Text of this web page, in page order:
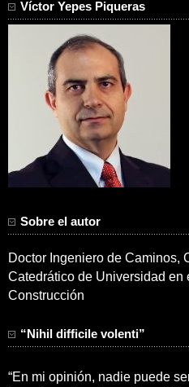
Víctor Yepes Piqueras
Sobre el autor
Doctor Ingeniero de Caminos,
Catedrático de Universidad en
Construcción
“Nihil difficile volenti”
“En mi opinión, nadie puede